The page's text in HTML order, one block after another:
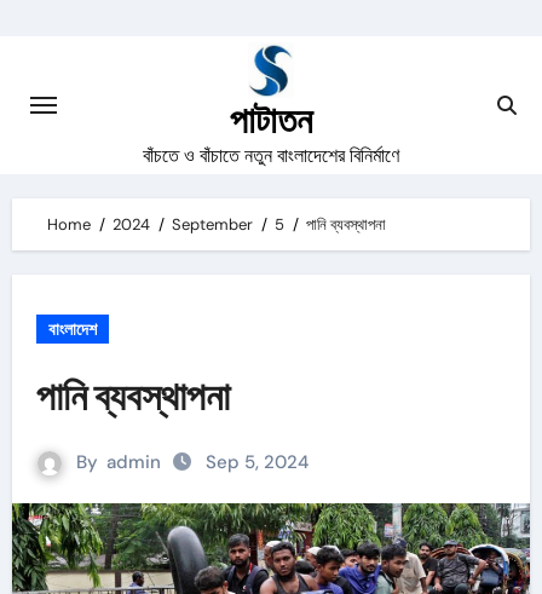
পাটাতন
বাঁচতে ও বাঁচাতে নতুন বাংলাদেশের বিনির্মাণে
Home 2024 September 5 পানি ব্যবস্থাপনা
বাংলাদেশ
পানি ব্যবস্থাপনা
By admin Sep 5, 2024